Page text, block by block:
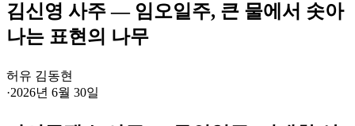
김신영 사주 — 임오일주, 큰 물에서 솟아
나는 표현의 나무
허유 김동현
·2026년 6월 30일